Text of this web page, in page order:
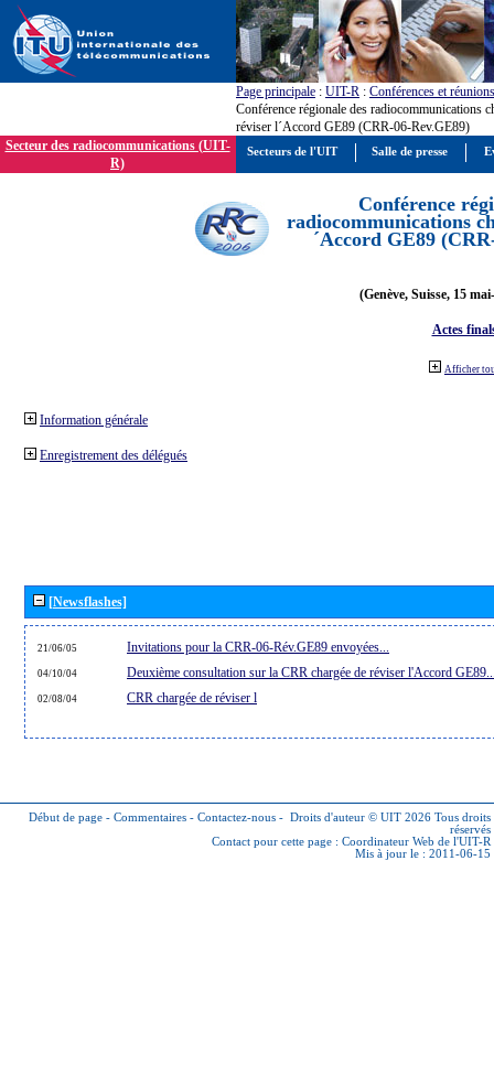
Page principale : UIT-R : Conférences et réunions
Conférence régionale des radiocommunications
réviser l´Accord GE89 (CRR-06-Rev.GE89)
Secteur des radiocommunications (UIT-
R)
Conférence
radiocommunications
´Accord GE89
(Genève, Suisse, 15
Actes
Afficher
Information générale
Enregistrement des délégués
[Newsflashes]
21/06/05 Invitations pour la CRR-06-Rév.GE89 envoyées...
04/10/04 Deuxième consultation sur la CRR chargée de réviser l'Accord
02/08/04 CRR chargée de réviser l
Début de page - Commentaires - Contactez-nous - Droits d'auteur © UIT 2026 Tous droits
réservés
Contact pour cette page : Coordinateur Web de l'UIT-R
Mis à jour le : 2011-06-15
Secteurs de l'UIT Salle de presse